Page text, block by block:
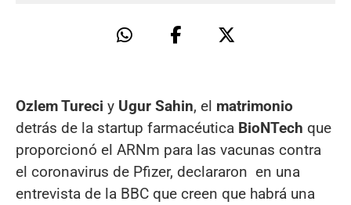
Ozlem Tureci y Ugur Sahin, el matrimonio
detrás de la startup farmacéutica BioNTech que
proporcionó el ARNm para las vacunas contra
el coronavirus de Pfizer, declararon en una
entrevista de la BBC que creen que habrá una